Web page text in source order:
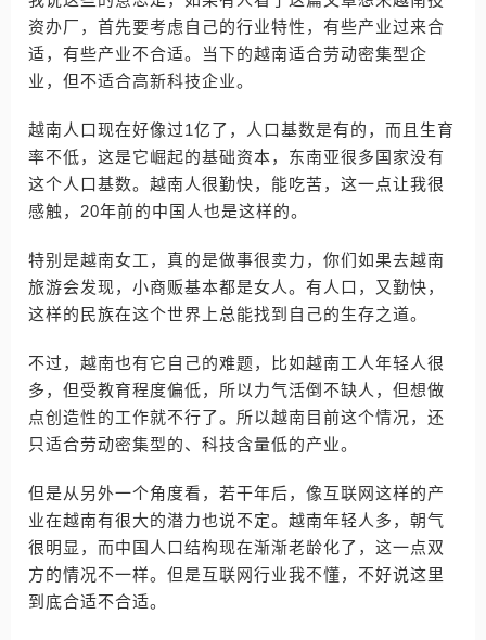
资办厂，首先要考虑自己的行业特性，有些产业过来合
适，有些产业不合适。当下的越南适合劳动密集型企
业，但不适合高新科技企业。
越南人口现在好像过1亿了，人口基数是有的，而且生育
率不低，这是它崛起的基础资本，东南亚很多国家没有
这个人口基数。越南人很勤快，能吃苦，这一点让我很
感触，20年前的中国人也是这样的。
特别是越南女工，真的是做事很卖力，你们如果去越南
旅游会发现，小商贩基本都是女人。有人口，又勤快，
这样的民族在这个世界上总能找到自己的生存之道。
不过，越南也有它自己的难题，比如越南工人年轻人很
多，但受教育程度偏低，所以力气活倒不缺人，但想做
点创造性的工作就不行了。所以越南目前这个情况，还
只适合劳动密集型的、科技含量低的产业。
但是从另外一个角度看，若干年后，像互联网这样的产
业在越南有很大的潜力也说不定。越南年轻人多，朝气
很明显，而中国人口结构现在渐渐老龄化了，这一点双
方的情况不一样。但是互联网行业我不懂，不好说这里
到底合适不合适。